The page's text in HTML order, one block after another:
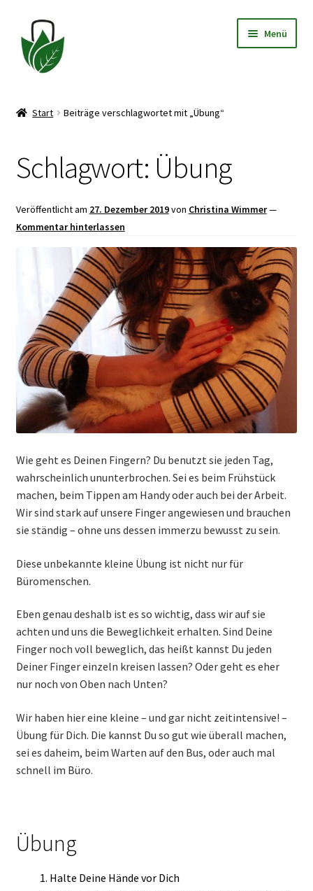
Zur
Navigation
springen
Zum
Inhalt
springen
Menü
Widerrufsbelehrung
Impressum
Start Beiträge verschlagwortet mit „Übung“
Schlagwort: Übung
Veröffentlicht am 27. Dezember 2019von Christina Wimmer—
Kommentar hinterlassen
Wie geht es Deinen Fingern? Du benutzt sie jeden Tag,
wahrscheinlich ununterbrochen. Sei es beim Frühstück
machen, beim Tippen am Handy oder auch bei der Arbeit.
Wir sind stark auf unsere Finger angewiesen und brauchen
sie ständig – ohne uns dessen immerzu bewusst zu sein.
Diese unbekannte kleine Übung ist nicht nur für
Büromenschen.
Eben genau deshalb ist es so wichtig, dass wir auf sie
achten und uns die Beweglichkeit erhalten. Sind Deine
Finger noch voll beweglich, das heißt kannst Du jeden
Deiner Finger einzeln kreisen lassen? Oder geht es eher
nur noch von Oben nach Unten?
Wir haben hier eine kleine – und gar nicht zeitintensive! –
Übung für Dich. Die kannst Du so gut wie überall machen,
sei es daheim, beim Warten auf den Bus, oder auch mal
schnell im Büro.
Übung
Halte Deine Hände vor Dich